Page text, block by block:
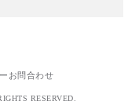
お問合わせ
RESERVED.